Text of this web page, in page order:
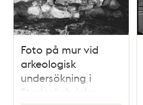
Foto på mur vid
arkeologisk
undersökning i
Storkyrkobrinken